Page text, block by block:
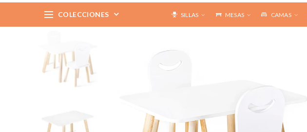
COLECCIONES SILLAS MESAS CAMAS